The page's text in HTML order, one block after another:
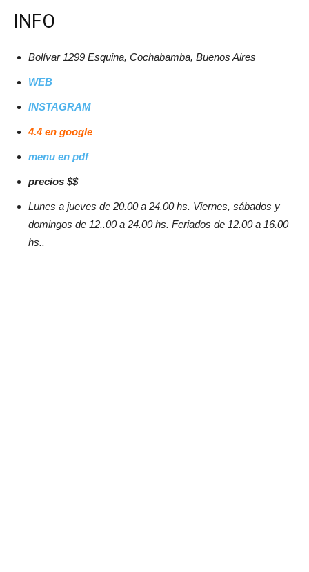
INFO
Bolívar 1299 Esquina, Cochabamba, Buenos Aires
WEB
INSTAGRAM
4.4 en google
menu en pdf
precios $$
Lunes a jueves de 20.00 a 24.00 hs. Viernes, sábados y
domingos de 12..00 a 24.00 hs. Feriados de 12.00 a 16.00
hs..